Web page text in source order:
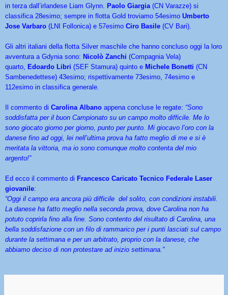
in terza dall’irlandese Liam Glynn.
Paolo Giargia (CN Varazze) si
classifica 28esimo; sempre in flotta Gold troviamo 54esimo Umberto
Jose Varbaro (LNI Follonica) e 57esimo Ciro Basile (CV Bari).
Gli altri italiani della flotta Silver maschile che hanno concluso oggi la loro
avventura a Gdynia sono: Nicolò Zanchi (Compagnia Vela)
quarto,
Edoardo Libri (SEF Stamura) quinto e Michele Bonetti (CN
Sambenedettese) 43esimo; rispettivamente 73esimo, 74esimo e
112esimo in classifica generale.
Il commento di Carolina Albano appena concluse le regate: “Sono
soddisfatta per il buon Campionato su un campo molto difficile. Me lo
sono giocato giorno per giorno, punto per punto. Mi giocavo l’oro con la
danese fino ad oggi, lei nell’ultima prova ha fatto meglio di me e si è
meritata la vittoria, ma io sono comunque molto contenta del mio
argento!”
Ed ecco il commento di Francesco Caricato Tecnico Federale Laser
giovanile:
“Oggi il campo era ancora più difficile del solito, con condizioni instabili.
La danese ha fatto meglio nella seconda prova, dove Carolina non ha
potuto coprirla fino alla fine. Sono contento del risultato di Carolina, una
bella soddisfazione con un filo di rammarico per i punti lasciati sul campo
durante la settimana e per un arbitrato, proprio con la danese, che
abbiamo deciso di non protestare ad inizio settimana.”